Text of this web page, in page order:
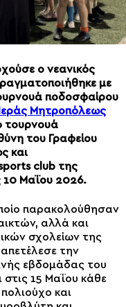
ο νεανικός
με
ποδοσφαίρου
Ιεράς Μητροπόλεως
τουρνουά
του Γραφείου
και
club της
10 Μαΐου 2026.
παρακολούθησαν
αλλά και
σχολείων της
την
εβδομάδας του
στις 15 Μαΐου κάθε
και